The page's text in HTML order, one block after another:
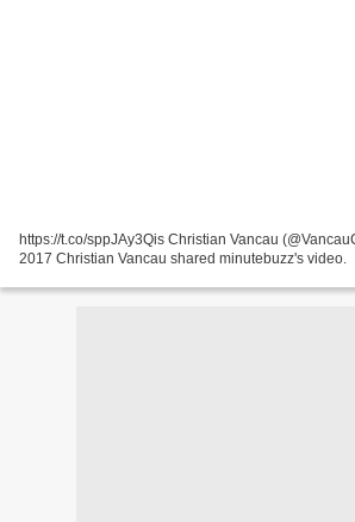
https://t.co/sppJAy3Qis Christian Vancau
2017 Christian Vancau shared minutebuzz's video.